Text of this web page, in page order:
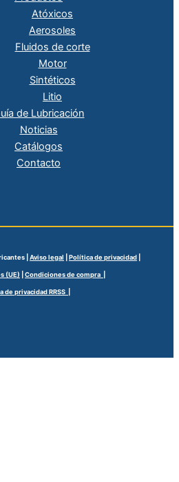
Atóxicos
Aerosoles
Fluidos de corte
Motor
Sintéticos
Litio
de Lubricación
Noticias
Catálogos
Contacto
| Aviso legal Política de privacidad
(UE) Condiciones de compra |
de privacidad RRSS |